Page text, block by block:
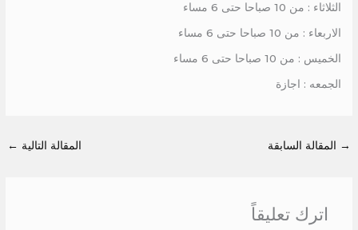
الثلاثاء : من 10 صباحا حتى 6 مساء
الاربعاء : من 10 صباحا حتى 6 مساء
الخميس : من 10 صباحا حتى 6 مساء
الجمعه : اجازة
→ المقالة السابقة المقالة التالية ←
اترك تعليقاً